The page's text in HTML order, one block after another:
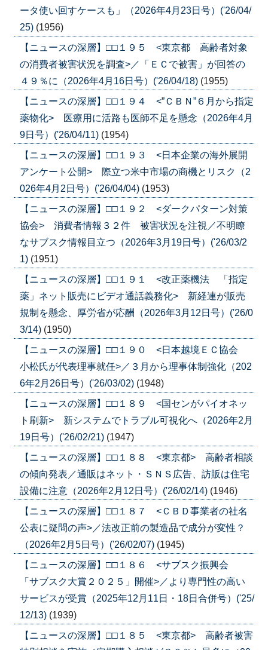
ータ使い回すケースも」（2026年4月23日号）('26/04/
25) (1956)
【ニュースの深層】□□１９５ <東京都 高齢者対象
の消費者被害状況を調査>／「ＥＣで被害」が回答の
４９％に（2026年4月16日号）('26/04/18) (1955)
【ニュースの深層】□□１９４ <”ＣＢＮ”６月から指定
薬物化> 医療用に活路も医師不足を懸念（2026年4月
9日号）('26/04/11) (1954)
【ニュースの深層】□□１９３ <日本企業の海外展開
アンケート公開> 際立つ米中市場の商機とリスク（2
026年4月2日号）('26/04/04) (1953)
【ニュースの深層】□□１９２ <ダークパターン対策
協会> 消費者情報３２件 被害状況を注視／不明瞭
なサブスク情報目立つ（2026年3月19日号）('26/03/2
1) (1951)
【ニュースの深層】□□１９１ <改正薬機法 「指定
薬」ネット販売にビデオ通話義務化> 新経連が販売
規制を懸念、厚労省が応酬（2026年3月12日号）('26/0
3/14) (1950)
【ニュースの深層】□□１９０ <日本越境ＥＣ協会
小松氏が代表理事就任>／３月から理事体制強化（202
6年2月26日号）('26/03/02) (1948)
【ニュースの深層】□□１８９ <国センがパイオネッ
ト刷新> 新システムでトラブル可視化へ（2026年2月
19日号）('26/02/21) (1947)
【ニュースの深層】□□１８８ <東京都> 高齢者相談
の傾向発表／通販はネット・ＳＮＳ広告、訪販は住宅
設備に注意（2026年2月12日号）('26/02/14) (1946)
【ニュースの深層】□□１８７ <ＣＢＤ事業者の社名
公表に疑問の声>／法改正前の製造品で成分が変性？
（2026年2月5日号）('26/02/07) (1945)
【ニュースの深層】□□１８６ <サブスク振興会
「サブスク大賞２０２５」開催>／より専門性の高い
サービスが受賞（2025年12月11日・18日合併号）('25/
12/13) (1939)
【ニュースの深層】□□１８５ <東京都> 高齢者被害